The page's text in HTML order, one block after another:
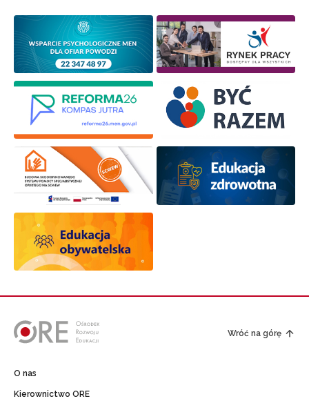
Wróć na górę
O nas
Kierownictwo ORE